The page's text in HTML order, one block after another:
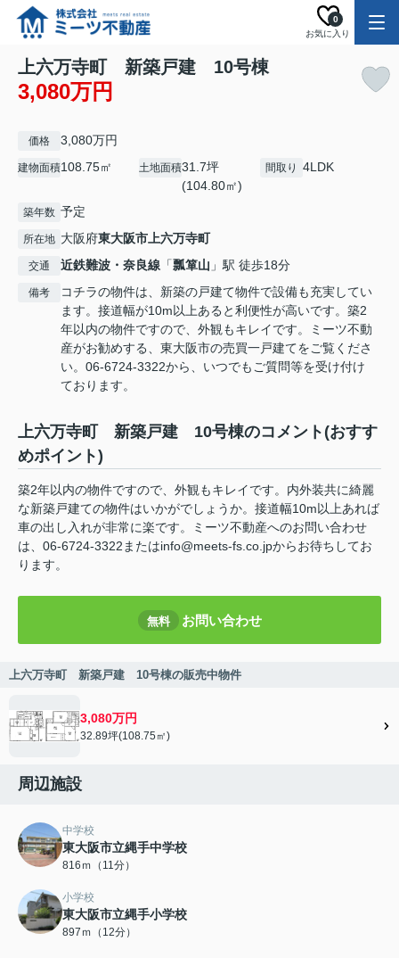
お気に入り
0
上六万寺町 新築戸建 10号棟
3,080万円
価格 3,080万円
建物面積108.75㎡ 土地面積31.7坪
(104.80㎡)
間取り 4LDK
築年数 予定
所在地 大阪府東大阪市 上六万寺町
交通 近鉄難波・奈良線 「瓢箪山 」駅 徒歩18分
備考
コチラの物件は、新築の戸建て物件で設備も充実してい
ます。接道幅が10m以上あると利便性が高いです。築2
年以内の物件ですので、外観もキレイです。ミーツ不動
産がお勧めする、東大阪市の売買一戸建てをご覧くださ
い。06-6724-3322から、いつでもご質問等を受け付け
ております。
上六万寺町 新築戸建 10号棟のコメント(おすす
めポイント)
築2年以内の物件ですので、外観もキレイです。内外装共に綺麗
な新築戸建ての物件はいかがでしょうか。接道幅10m以上あれば
車の出し入れが非常に楽です。ミーツ不動産へのお問い合わせ
は、06-6724-3322またはinfo@meets-fs.co.jpからお待ちしてお
ります。
無料 お問い合わせ
上六万寺町 新築戸建 10号棟の販売中物件
3,080万円
32.89坪(108.75㎡)
周辺施設
中学校
東大阪市立縄手中学校
816ｍ（11分）
小学校
東大阪市立縄手小学校
897ｍ（12分）